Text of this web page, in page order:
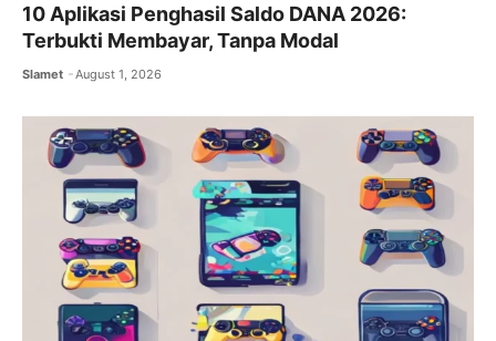
10 Aplikasi Penghasil Saldo DANA 2026:
Terbukti Membayar, Tanpa Modal
Slamet August 1, 2026